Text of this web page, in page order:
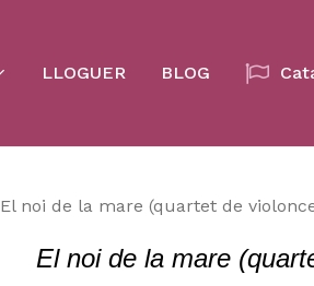
LLOGUER BLOG
El noi de la mare (quartet de
El noi de la mare